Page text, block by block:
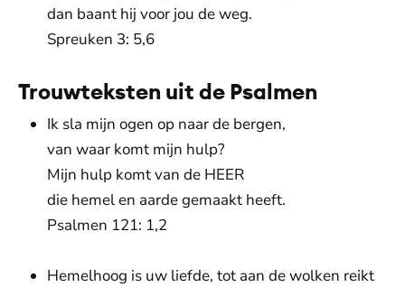
dan baant hij voor jou de weg.
Spreuken 3: 5,6
Trouwteksten uit de Psalmen
Ik sla mijn ogen op naar de bergen,
van waar komt mijn hulp?
Mijn hulp komt van de HEER
die hemel en aarde gemaakt heeft.
Psalmen 121: 1,2
Hemelhoog is uw liefde, tot aan de wolken reikt